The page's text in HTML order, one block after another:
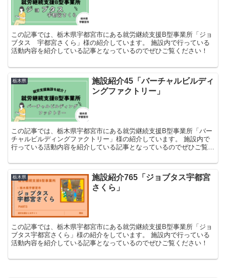
この記事では、栃木県宇都宮市にある就労継続支援B型事業所「ジョ
ブタス 宇都宮さくら」様の紹介しています。 施設内で行っている
活動内容を紹介している記事となっているのでぜひご覧ください！
栃木県
施設紹介45「バーチャルビルディ
ングファクトリー」
この記事では、栃木県宇都宮市にある就労継続支援B型事業所「バー
チャルビルディングファクトリー」様の紹介しています。 施設内で
行っている活動内容を紹介している記事となっているのでぜひご覧く
栃木県
施設紹介765「ジョブタス宇都宮
さくら」
この記事では、栃木県宇都宮市にある就労継続支援B型事業所「ジョ
ブタス宇都宮さくら」様の紹介をしています。 施設内で行っている
活動内容を紹介している記事となっているのでぜひご覧ください！